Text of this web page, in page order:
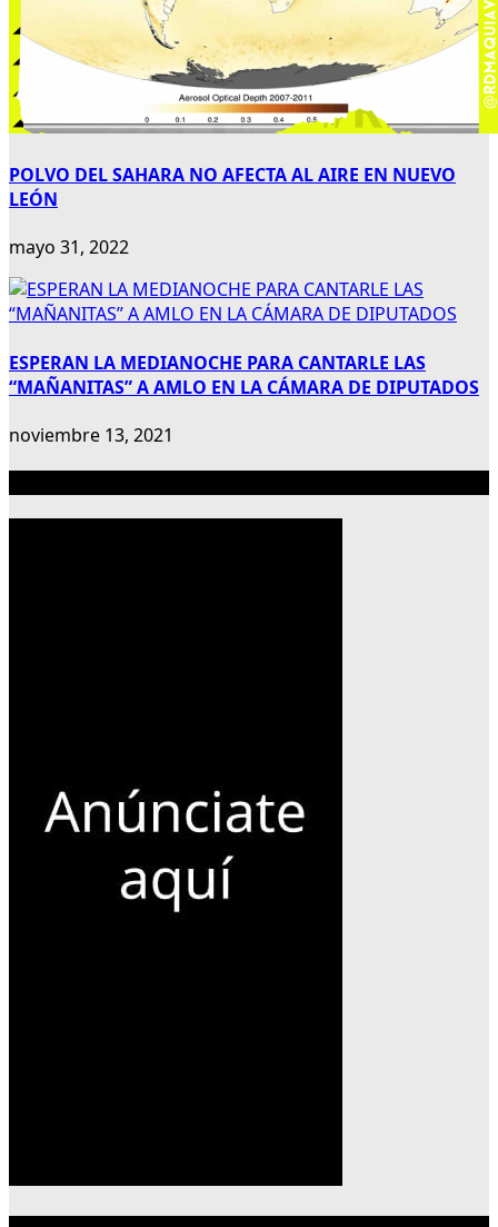
POLVO DEL SAHARA NO AFECTA AL AIRE EN NUEVO
LEÓN
mayo 31, 2022
ESPERAN LA MEDIANOCHE PARA CANTARLE LAS
“MAÑANITAS” A AMLO EN LA CÁMARA DE DIPUTADOS
noviembre 13, 2021